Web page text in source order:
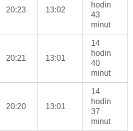
20:23 13:02
hodin
43
minut
20:21 13:01
14
hodin
40
minut
20:20 13:01
14
hodin
37
minut